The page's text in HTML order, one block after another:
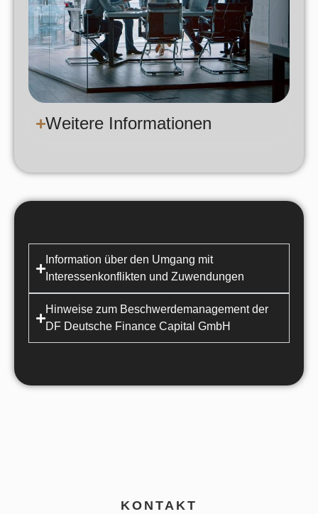
Weitere Informationen
Information über den Umgang mit
Interessenkonflikten und Zuwendungen
Hinweise zum Beschwerdemanagement der
DF Deutsche Finance Capital GmbH
KONTAKT